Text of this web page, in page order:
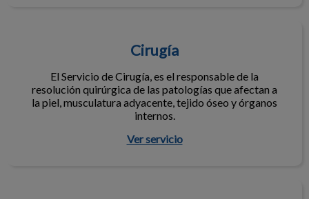
Cirugía
El Servicio de Cirugía, es el responsable de la
resolución quirúrgica de las patologías que afectan a
la piel, musculatura adyacente, tejido óseo y órganos
internos.
Ver servicio